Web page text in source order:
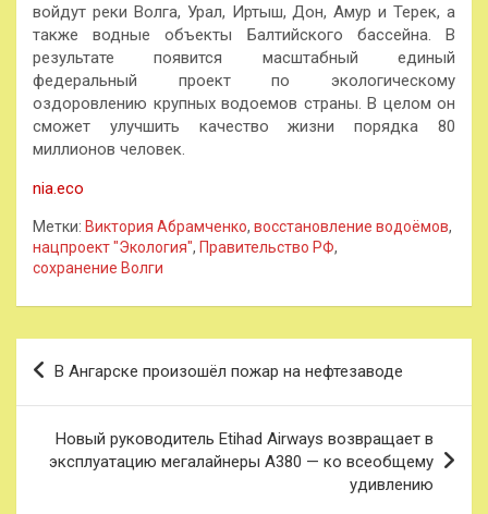
войдут реки Волга, Урал, Иртыш, Дон, Амур и Терек, а
также водные объекты Балтийского бассейна. В
результате появится масштабный единый
федеральный проект по экологическому
оздоровлению крупных водоемов страны. В целом он
сможет улучшить качество жизни порядка 80
миллионов человек.
nia.eco
Метки: Виктория Абрамченко, восстановление водоёмов,
нацпроект "Экология", Правительство РФ,
сохранение Волги
Навигация
записям
В Ангарске произошёл пожар на нефтезаводе
Новый руководитель Etihad Airways возвращает в
эксплуатацию мегалайнеры A380 — ко всеобщему
удивлению